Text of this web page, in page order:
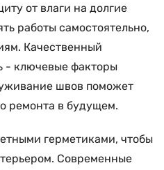
от влаги на долгие
работы самостоятельно,
Качественный
- ключевые факторы
швов поможет
ремонта в будущем.
герметиками, чтобы
Современные